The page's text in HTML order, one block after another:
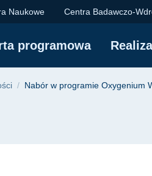
Naukowe Centra Badawczo-
programowa
Nabór w programie Oxygenium